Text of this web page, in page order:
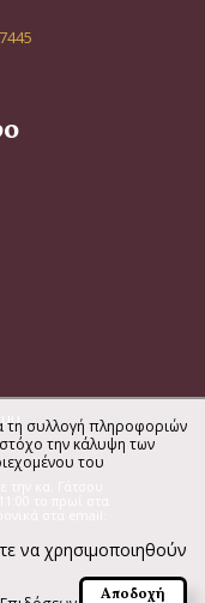
την κα. Γάτσου
στα email:
τη συλλογή πληροφοριών
την κάλυψη των
του
να χρησιμοποιηθούν